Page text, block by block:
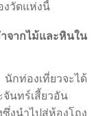
วัดแห่งนี้
จากไม้และหินใน
กท่องเที่ยวจะได้
นทร์เสี้ยวอัน
งนำไปสู่ห้องโถง